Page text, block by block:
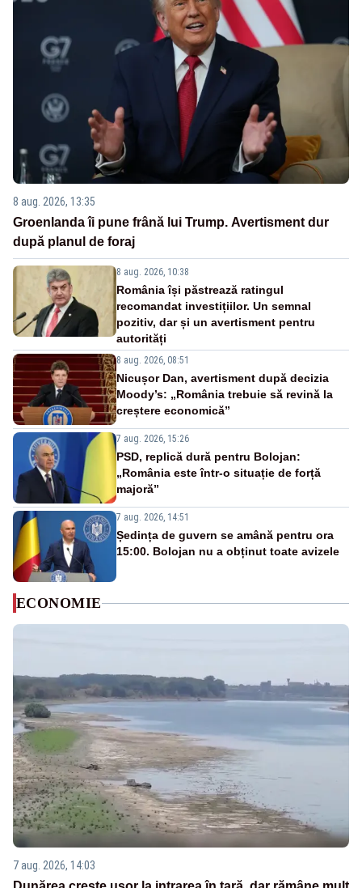
8 aug. 2026, 13:35
Groenlanda îi pune frână lui Trump. Avertisment dur
după planul de foraj
8 aug. 2026, 10:38
România își păstrează ratingul
recomandat investițiilor. Un semnal
pozitiv, dar și un avertisment pentru
autorități
8 aug. 2026, 08:51
Nicușor Dan, avertisment după decizia
Moody’s: „România trebuie să revină la
creștere economică”
7 aug. 2026, 15:26
PSD, replică dură pentru Bolojan:
„România este într-o situație de forță
majoră”
7 aug. 2026, 14:51
Ședința de guvern se amână pentru ora
15:00. Bolojan nu a obținut toate avizele
ECONOMIE
7 aug. 2026, 14:03